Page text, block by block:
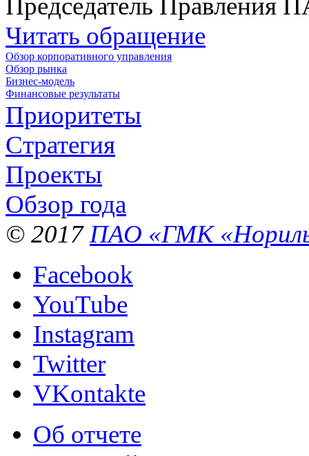
Читать обращение
Обзор корпоративного управления
Обзор рынка
Бизнес-модель
Финансовые результаты
Приоритеты
Стратегия
Проекты
Обзор года
© 2017 ПАО «ГМК
Facebook
YouTube
Instagram
Twitter
VKontakte
Об отчете